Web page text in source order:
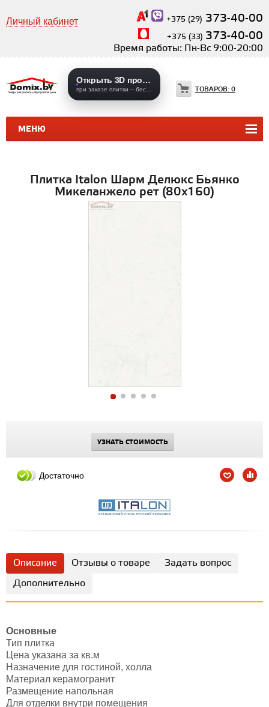
Личный кабинет +375 (29) 373-40-00
+375 (33) 373-40-00
Время работы: Пн-Вс 9:00-20:00
МЕНЮ
Открыть 3D проекты
ТОВАРОВ: 0
КЕРАМИЧЕСКАЯ ПЛИТКА
Плитка Italon Шарм Делюкс Бьянко
Микеланжело рет (80x160)
УЗНАТЬ СТОИМОСТЬ
Достаточно
Описание Отзывы о товаре
Задать вопрос
Дополнительно
Основные
Тип плитка
Цена указана за кв.м
Назначение для гостиной, холла
Материал керамогранит
Размещение напольная
Для отделки внутри помещения